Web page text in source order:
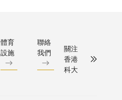
體育
設施
聯絡
我們
關注
香港
科大